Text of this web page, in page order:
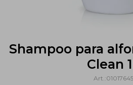
Shampoo para
Clean
01017645